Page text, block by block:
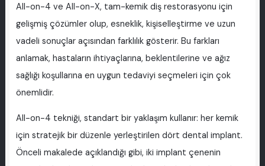
All-on-4 ve All-on-X, tam-kemik diş restorasyonu için
gelişmiş çözümler olup, esneklik, kişiselleştirme ve uzun
vadeli sonuçlar açısından farklılık gösterir. Bu farkları
anlamak, hastaların ihtiyaçlarına, beklentilerine ve ağız
sağlığı koşullarına en uygun tedaviyi seçmeleri için çok
önemlidir.
All-on-4 tekniği, standart bir yaklaşım kullanır: her kemik
için stratejik bir düzenle yerleştirilen dört dental implant.
Önceli makalede açıklandığı gibi, iki implant çenenin